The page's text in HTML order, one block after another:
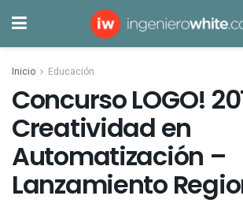
Inicio Educación
Concurso LOGO!
Creatividad en
Automatización –
Lanzamiento